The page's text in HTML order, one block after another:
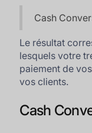
Cash
Le résultat
lesquels votre
paiement de
vos clients.
Cash